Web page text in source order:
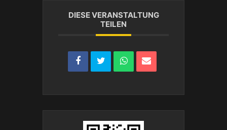
DIESE VERANSTALTUNG
TEILEN